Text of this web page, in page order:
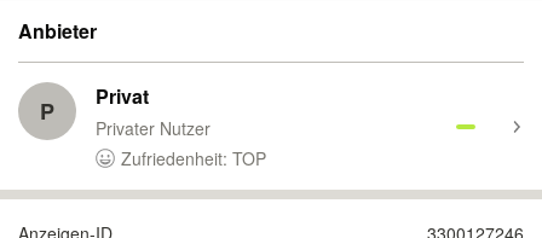
Anbieter
P Privat
Privater Nutzer
Zufriedenheit: TOP
Anzeigen-ID 3300127246